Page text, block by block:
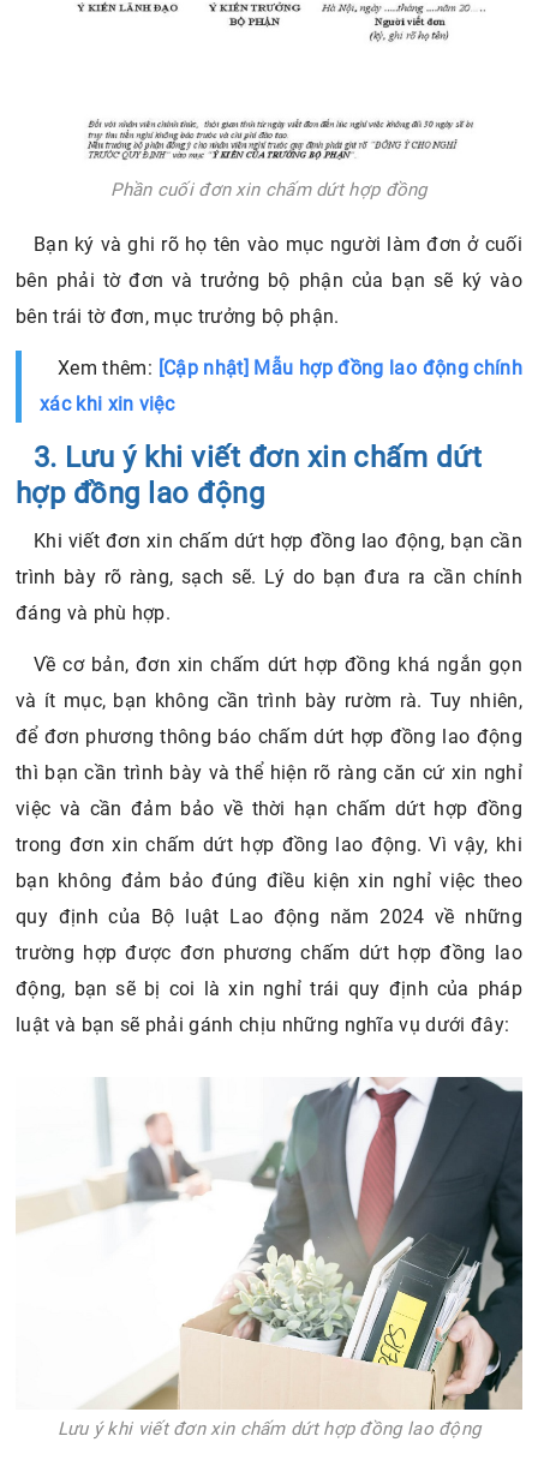
Phần cuối đơn xin chấm dứt hợp đồng
Bạn ký và ghi rõ họ tên vào mục người làm đơn ở cuối
bên phải tờ đơn và trưởng bộ phận của bạn sẽ ký vào
bên trái tờ đơn, mục trưởng bộ phận.
Xem thêm: [Cập nhật] Mẫu hợp đồng lao động chính
xác khi xin việc
3. Lưu ý khi viết đơn xin chấm dứt
hợp đồng lao động
Khi viết đơn xin chấm dứt hợp đồng lao động, bạn cần
trình bày rõ ràng, sạch sẽ. Lý do bạn đưa ra cần chính
đáng và phù hợp.
Về cơ bản, đơn xin chấm dứt hợp đồng khá ngắn gọn
và ít mục, bạn không cần trình bày rườm rà. Tuy nhiên,
để đơn phương thông báo chấm dứt hợp đồng lao động
thì bạn cần trình bày và thể hiện rõ ràng căn cứ xin nghỉ
việc và cần đảm bảo về thời hạn chấm dứt hợp đồng
trong đơn xin chấm dứt hợp đồng lao động. Vì vậy, khi
bạn không đảm bảo đúng điều kiện xin nghỉ việc theo
quy định của Bộ luật Lao động năm 2024 về những
trường hợp được đơn phương chấm dứt hợp đồng lao
động, bạn sẽ bị coi là xin nghỉ trái quy định của pháp
luật và bạn sẽ phải gánh chịu những nghĩa vụ dưới đây:
Lưu ý khi viết đơn xin chấm dứt hợp đồng lao động